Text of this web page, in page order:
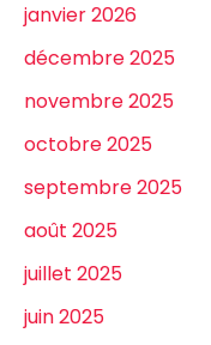
janvier 2026
décembre 2025
novembre 2025
octobre 2025
septembre 2025
août 2025
juillet 2025
juin 2025